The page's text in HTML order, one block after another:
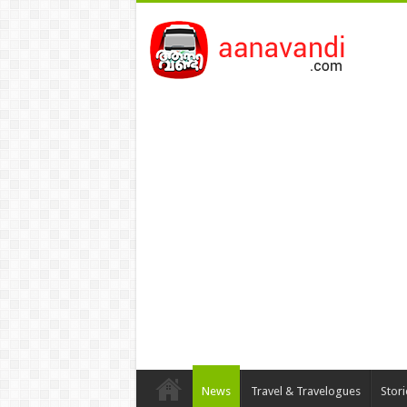
News Travel & Travelogues